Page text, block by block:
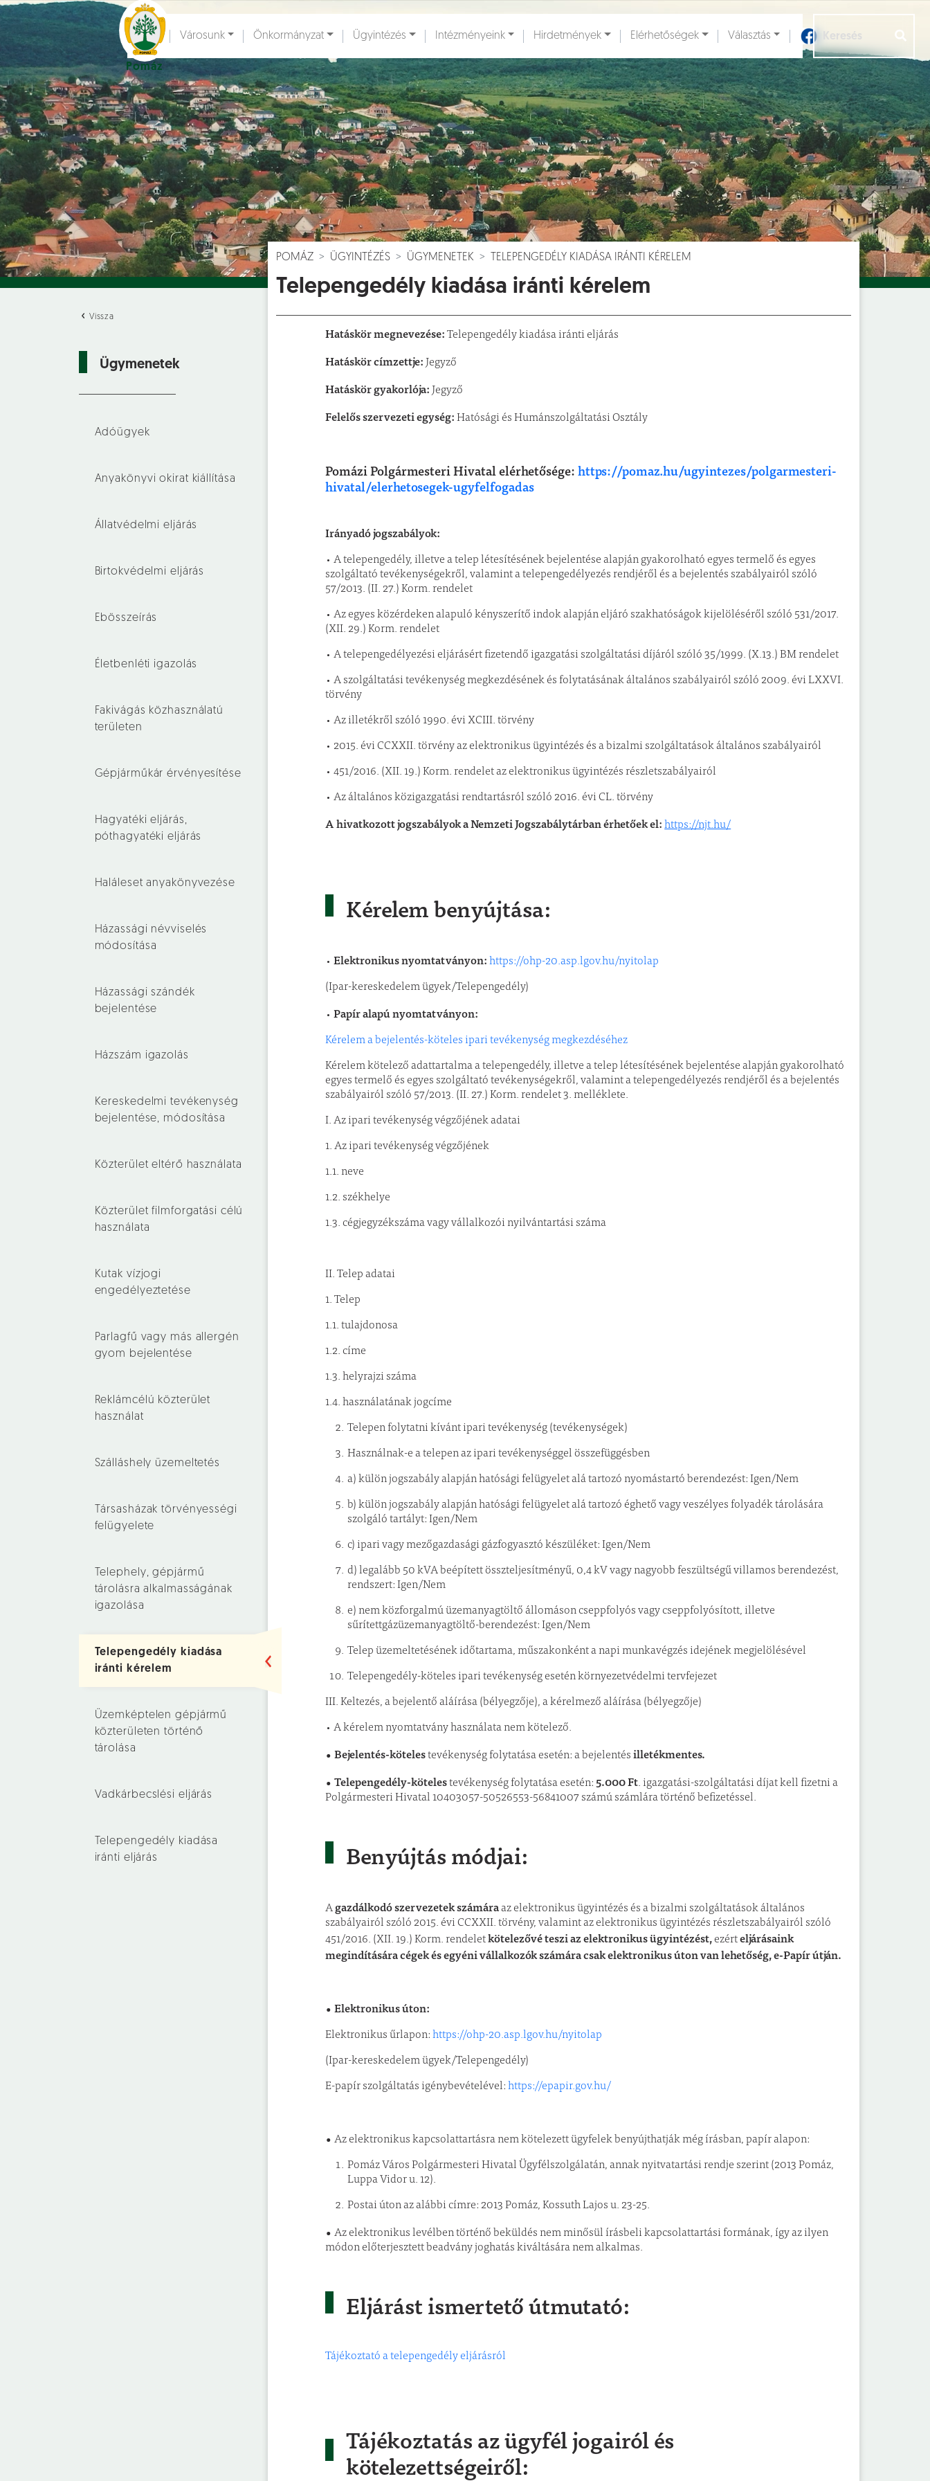
Pomáz
Ugrás a fő tartalomhoz
Városunk Önkormányzat Ügyintézés Intézményeink Hirdetmények Elérhetőségek Választás
Vissza
Ügymenetek
Adóügyek
Anyakönyvi okirat kiállítása
Állatvédelmi eljárás
Birtokvédelmi eljárás
Ebösszeírás
Életbenléti igazolás
Fakivágás közhasználatú
területen
Gépjárműkár érvényesítése
Hagyatéki eljárás,
póthagyatéki eljárás
Haláleset anyakönyvezése
Házassági névviselés
módosítása
Házassági szándék
bejelentése
Házszám igazolás
Kereskedelmi tevékenység
bejelentése, módosítása
Közterület eltérő használata
Közterület filmforgatási célú
használata
Kutak vízjogi
engedélyeztetése
Parlagfű vagy más allergén
gyom bejelentése
Reklámcélú közterület
használat
Szálláshely üzemeltetés
Társasházak törvényességi
felügyelete
Telephely, gépjármű
tárolásra alkalmasságának
igazolása
Telepengedély kiadása
iránti kérelem
Üzemképtelen gépjármű
közterületen történő
tárolása
Vadkárbecslési eljárás
Telepengedély kiadása
iránti eljárás
POMÁZ ÜGYINTÉZÉS ÜGYMENETEK TELEPENGEDÉLY KIADÁSA IRÁNTI KÉRELEM
Telepengedély kiadása iránti kérelem
Hatáskör megnevezése:Telepengedély kiadása iránti eljárás
Hatáskör címzettje:Jegyző
Hatáskör gyakorlója:Jegyző
Felelős szervezeti egység:Hatósági és Humánszolgáltatási Osztály
Pomázi Polgármesteri Hivatal elérhetősége: https://pomaz.hu/ugyintezes/polgarmesteri-
hivatal/elerhetosegek-ugyfelfogadas
Irányadó jogszabályok:
• A telepengedély, illetve a telep létesítésének bejelentése alapján gyakorolható egyes termelő és egyes
szolgáltató tevékenységekről, valamint a telepengedélyezés rendjéről és a bejelentés szabályairól szóló
57/2013. (II. 27.) Korm. rendelet
• Az egyes közérdeken alapuló kényszerítő indok alapján eljáró szakhatóságok kijelöléséről szóló 531/2017.
(XII. 29.) Korm. rendelet
• A telepengedélyezési eljárásért fizetendő igazgatási szolgáltatási díjáról szóló 35/1999. (X.13.) BM rendelet
• A szolgáltatási tevékenység megkezdésének és folytatásának általános szabályairól szóló 2009. évi LXXVI.
törvény
• Az illetékről szóló 1990. évi XCIII. törvény
• 2015. évi CCXXII. törvény az elektronikus ügyintézés és a bizalmi szolgáltatások általános szabályairól
• 451/2016. (XII. 19.) Korm. rendelet az elektronikus ügyintézés részletszabályairól
• Az általános közigazgatási rendtartásról szóló 2016. évi CL. törvény
A hivatkozott jogszabályok a Nemzeti Jogszabálytárban érhetőek el:https://njt.hu/
Kérelem benyújtása:
• Elektronikus nyomtatványon:https://ohp-20.asp.lgov.hu/nyitolap
(Ipar-kereskedelem ügyek/Telepengedély)
•Papír alapú nyomtatványon:
Kérelem a bejelentés-köteles ipari tevékenység megkezdéséhez
Kérelem kötelező adattartalma a telepengedély, illetve a telep létesítésének bejelentése alapján gyakorolható
egyes termelő és egyes szolgáltató tevékenységekről, valamint a telepengedélyezés rendjéről és a bejelentés
szabályairól szóló 57/2013. (II. 27.) Korm. rendelet 3. melléklete.
I. Az ipari tevékenység végzőjének adatai
1. Az ipari tevékenység végzőjének
1.1. neve
1.2. székhelye
1.3. cégjegyzékszáma vagy vállalkozói nyilvántartási száma
II. Telep adatai
1. Telep
1.1. tulajdonosa
1.2. címe
1.3. helyrajzi száma
1.4. használatának jogcíme
Telepen folytatni kívánt ipari tevékenység (tevékenységek)
Használnak-e a telepen az ipari tevékenységgel összefüggésben
a) külön jogszabály alapján hatósági felügyelet alá tartozó nyomástartó berendezést: Igen/Nem
b) külön jogszabály alapján hatósági felügyelet alá tartozó éghető vagy veszélyes folyadék tárolására
szolgáló tartályt: Igen/Nem
c) ipari vagy mezőgazdasági gázfogyasztó készüléket: Igen/Nem
d) legalább 50 kVA beépített összteljesítményű, 0,4 kV vagy nagyobb feszültségű villamos berendezést,
rendszert: Igen/Nem
e) nem közforgalmú üzemanyagtöltő állomáson cseppfolyós vagy cseppfolyósított, illetve
sűrítettgázüzemanyagtöltő-berendezést: Igen/Nem
Telep üzemeltetésének időtartama, műszakonként a napi munkavégzés idejének megjelölésével
Telepengedély-köteles ipari tevékenység esetén környezetvédelmi tervfejezet
III. Keltezés, a bejelentő aláírása (bélyegzője), a kérelmező aláírása (bélyegzője)
• A kérelem nyomtatvány használata nem kötelező.
• Bejelentés-kötelestevékenység folytatása esetén: a bejelentésilletékmentes.
• Telepengedély-kötelestevékenység folytatása esetén: 5.000 Ft. igazgatási-szolgáltatási díjat kell fizetni a
Polgármesteri Hivatal 10403057-50526553-56841007 számú számlára történő befizetéssel.
Benyújtás módjai:
A gazdálkodó szervezetek számáraaz elektronikus ügyintézés és a bizalmi szolgáltatások általános
szabályairól szóló 2015. évi CCXXII. törvény, valamint az elektronikus ügyintézés részletszabályairól szóló
451/2016. (XII. 19.) Korm. rendeletkötelezővé teszi az elektronikus ügyintézést,ezérteljárásaink
megindítására cégek és egyéni vállalkozók számára csak elektronikus úton van lehetőség, e-Papír útján.
• Elektronikus úton:
Elektronikus űrlapon:https://ohp-20.asp.lgov.hu/nyitolap
(Ipar-kereskedelem ügyek/Telepengedély)
E-papír szolgáltatás igénybevételével:https://epapir.gov.hu/
• Az elektronikus kapcsolattartásra nem kötelezett ügyfelek benyújthatják még írásban, papír alapon:
Pomáz Város Polgármesteri Hivatal Ügyfélszolgálatán, annak nyitvatartási rendje szerint (2013 Pomáz,
Luppa Vidor u. 12).
Postai úton az alábbi címre: 2013 Pomáz, Kossuth Lajos u. 23-25.
• Az elektronikus levélben történő beküldés nem minősül írásbeli kapcsolattartási formának, így az ilyen
módon előterjesztett beadvány joghatás kiváltására nem alkalmas.
Eljárást ismertető útmutató:
Tájékoztató a telepengedély eljárásról
Tájékoztatás az ügyfél jogairól és
kötelezettségeiről:
Hírek [] Események [ ] Dokumentumok [] Aloldalak []